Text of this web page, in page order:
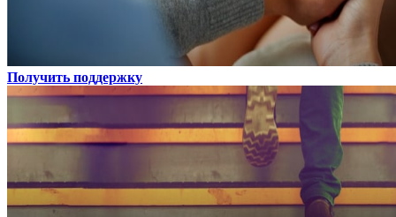
Получить поддержку